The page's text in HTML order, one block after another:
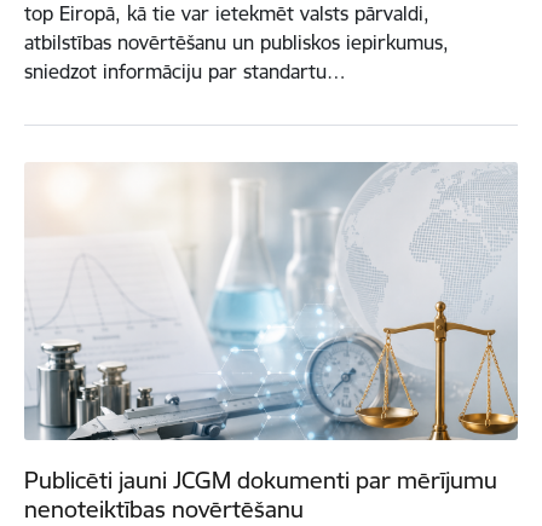
top Eiropā, kā tie var ietekmēt valsts pārvaldi,
atbilstības novērtēšanu un publiskos iepirkumus,
sniedzot informāciju par standartu…
Publicēti jauni JCGM dokumenti par mērījumu
nenoteiktības novērtēšanu